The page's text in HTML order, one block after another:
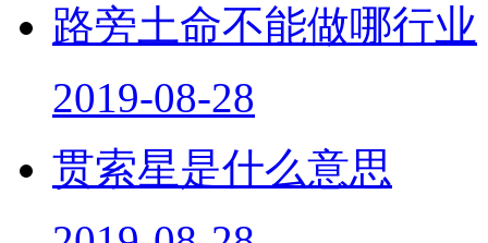
路旁土命不能做哪行业
2019-08-28
贯索星是什么意思